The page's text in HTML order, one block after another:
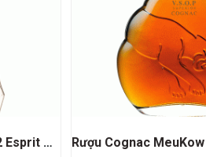
Rượu Cognac Meukow 1862 Esprit De Family